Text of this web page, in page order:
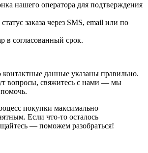
нашего оператора для подтверждения
заказа через SMS, email или по
в согласованный срок.
контактные данные указаны правильно.
вопросы, свяжитесь с нами — мы
покупки максимально
Если что-то осталось
— поможем разобраться!